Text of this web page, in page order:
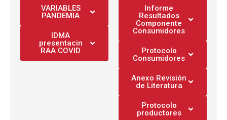
VARIABLES
PANDEMIA
IDMA
presentacin
RAA COVID
Informe
Resultados
Componente
Consumidores
Protocolo
Consumidores
Anexo Revisión
de Literatura
Protocolo
productores